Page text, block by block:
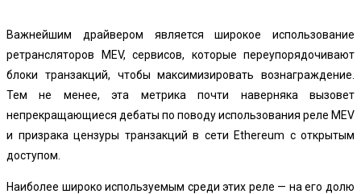
Важнейшим драйвером является широкое использование
ретрансляторов MEV, сервисов, которые переупорядочивают
блоки транзакций, чтобы максимизировать вознаграждение.
Тем не менее, эта метрика почти наверняка вызовет
непрекращающиеся дебаты по поводу использования реле MEV
и призрака цензуры транзакций в сети Ethereum с открытым
доступом.
Наиболее широко используемым среди этих реле — на его долю